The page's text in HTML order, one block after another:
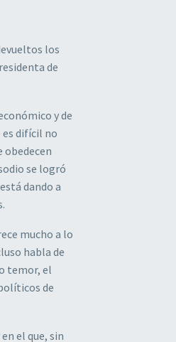
los
de
y de
es difícil no
obedecen
se logró
dando a
mucho a lo
habla de
temor, el
de
el que, sin